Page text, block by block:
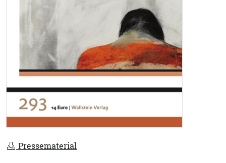
Pressematerial